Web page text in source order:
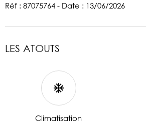
Réf : 87075764 - Date : 13/06/2026
LES ATOUTS
Climatisation